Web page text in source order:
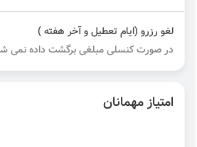
لغو رزرو (ایام تعطیل و آخر هفته )
در صورت کنسلی مبلغی برگشت داده نمی
امتیاز مهمانان